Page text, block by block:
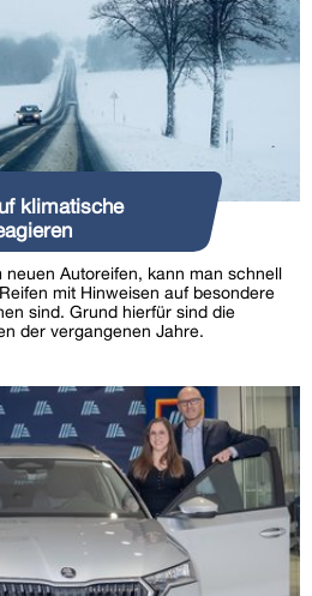
klimatische
Autoreifen, kann man schnell
mit Hinweisen auf besondere
sind. Grund hierfür sind die
der vergangenen Jahre.